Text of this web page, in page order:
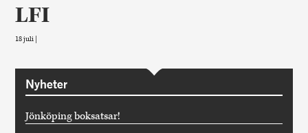
LFI
18 juli |
Nyheter
Jönköping boksatsar!